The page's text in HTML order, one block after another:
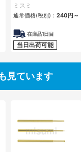
SUS304相当/
SCM435】
ミスミ
通常価格(税別)： 240円 ～
在庫品1日目
当日出荷可能
見ています